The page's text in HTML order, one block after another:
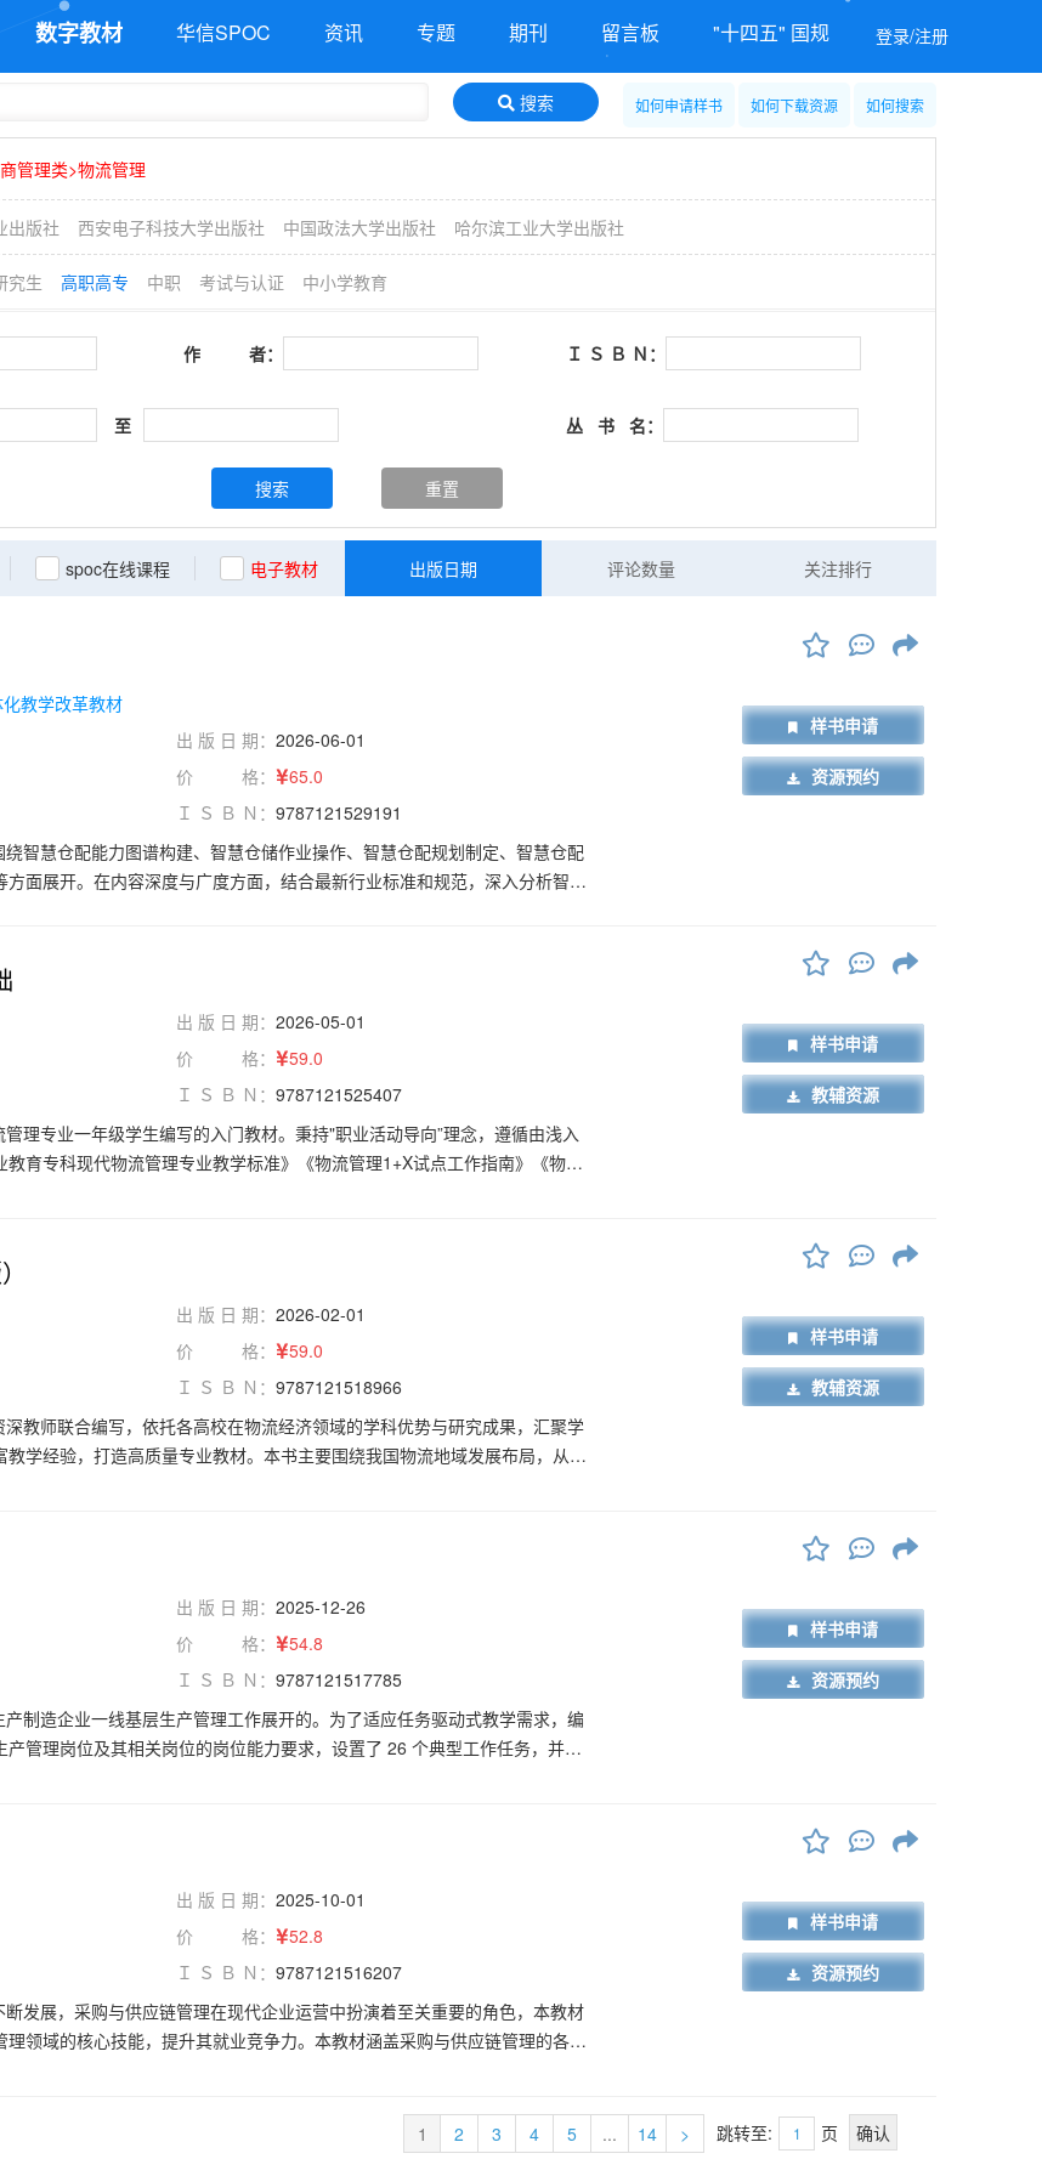
数字教材 华信SPOC 资讯 专题 期刊 留言板 "十四五" 国规 登录/注册
搜索 如何申请样书 如何下载资源 如何搜索
管理类>物流管理
出版社 西安电子科技大学出版社 中国政法大学出版社 哈尔滨工业大学出版社
究生 高职高专 中职 考试与认证 中小学教育
作 者： Ｉ Ｓ Ｂ Ｎ：
至 丛 书 名：
搜索 重置
spoc在线课程 电子教材 关注排行
评论数量
出版日期
教学改革教材
出 版 日 期： 2026-06-01
价 格：
65.0
Ｉ Ｓ Ｂ Ｎ： 9787121529191
智慧仓配能力图谱构建、智慧仓储作业操作、智慧仓配规划制定、智慧仓配
面展开。在内容深度与广度方面，结合最新行业标准和规范，深入分析智慧
学音频、电子课件、知识检测题库、案例库等。
样书申请
资源预约
出 版 日 期： 2026-05-01
价 格：
59.0
Ｉ Ｓ Ｂ Ｎ： 9787121525407
理专业一年级学生编写的入门教材。秉持"职业活动导向”理念，遵循由浅入
育专科现代物流管理专业教学标准》《物流管理1+X试点工作指南》《物流
（如物联网、大数据、人工智能等）融入课程内容。为了便于教学、帮助学
的职业技能，每个项目除包含项目目标、任务目标、任务实训外，还配有练
管理、电子商务、供应链管理等专业物流基础及相关课程的教学用书，也可作
企事业单位的物流管理部门的物流业务培训用书。
样书申请
教辅资源
出 版 日 期： 2026-02-01
价 格：
59.0
Ｉ Ｓ Ｂ Ｎ： 9787121518966
教师联合编写，依托各高校在物流经济领域的学科优势与研究成果，汇聚学
学经验，打造高质量专业教材。本书主要围绕我国物流地域发展布局，从经
内容，全书结构紧凑，体系完整。
样书申请
教辅资源
出 版 日 期： 2025-12-26
价 格：
54.8
Ｉ Ｓ Ｂ Ｎ： 9787121517785
制造企业一线基层生产管理工作展开的。为了适应任务驱动式教学需求，编
管理岗位及其相关岗位的岗位能力要求，设置了 26 个典型工作任务，并系
企业基层生产管理人员提高管理效率和工作业绩，增强团队的凝聚
样书申请
资源预约
出 版 日 期： 2025-10-01
价 格：
52.8
Ｉ Ｓ Ｂ Ｎ： 9787121516207
断发展，采购与供应链管理在现代企业运营中扮演着至关重要的角色，本教材
理领域的核心技能，提升其就业竞争力。本教材涵盖采购与供应链管理的各个
样书申请
资源预约
1 2 3 4 5 ... 14 > 跳转至: 页